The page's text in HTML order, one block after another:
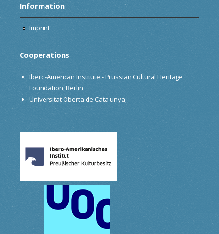
Information
Imprint
Cooperations
Ibero-American Institute - Prussian Cultural Heritage
Foundation, Berlin
Universitat Oberta de Catalunya